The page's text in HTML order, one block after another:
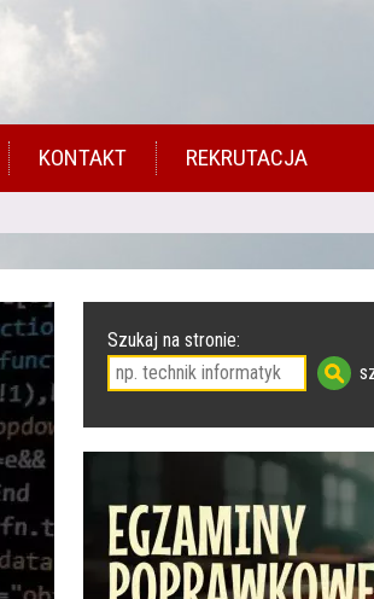
KONTAKT REKRUTACJA
Szukaj na stronie: